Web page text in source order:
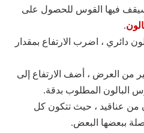
فيها القوس للحصول على
.
دائري ، اضرب الارتفاع بمقدار
من العرض ، أضف الارتفاع إلى
المطلوب بدقة.
من عناقيد ، حيث تتكون كل
ببعضها البعض.